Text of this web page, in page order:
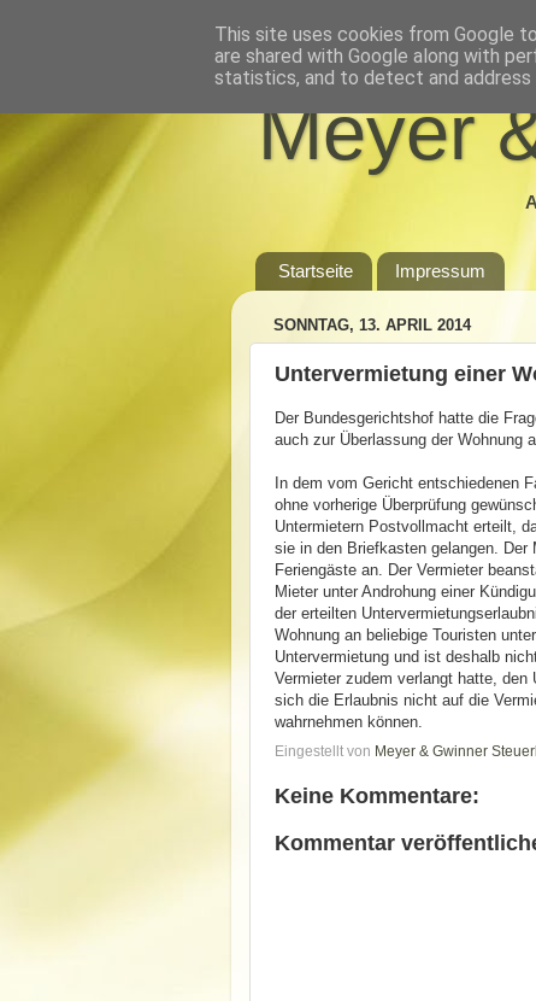
Meyer
Startseite Impressum
SONNTAG, 13. APRIL 2014
Untervermietung einer
Der Bundesgerichtshof hatte die
auch zur Überlassung der Wohnung
In dem vom Gericht entschiedenen
ohne vorherige Überprüfung
Untermietern Postvollmacht erteilt,
sie in den Briefkasten gelangen. Der
Feriengäste an. Der Vermieter
Mieter unter Androhung einer
der erteilten
Wohnung an beliebige Touristen
Untervermietung und ist deshalb
Vermieter zudem verlangt hatte,
sich die Erlaubnis nicht auf die
wahrnehmen können.
Eingestellt von Meyer & Gwinner
Keine Kommentare:
Kommentar
This site uses cookies from Google
are shared with Google along with
statistics, and to detect and address